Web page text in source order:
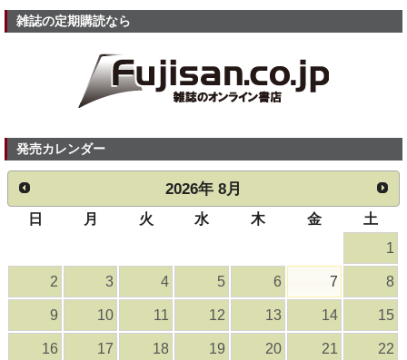
雑誌の定期購読なら
発売カレンダー
2026年 8月
日 月 火 水 木 金
土
1
2 3 4 5 6 7 8
9 10 11 12 13 14 15
16 17 18 19 20 21 22